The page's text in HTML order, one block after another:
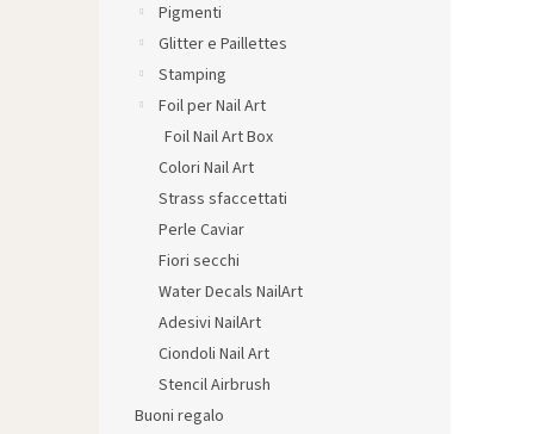
Pigmenti
Glitter e Paillettes
Stamping
Foil per Nail Art
Foil Nail Art Box
Colori Nail Art
Strass sfaccettati
Perle Caviar
Fiori secchi
Water Decals NailArt
Adesivi NailArt
Ciondoli Nail Art
Stencil Airbrush
Buoni regalo